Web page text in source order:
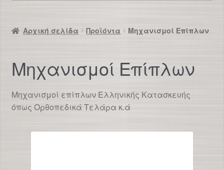
Επικοινωνία
Αρχική σελίδα Προϊόντα Μηχανισμοί Επίπλων
Μηχανισμοί Επίπλων
Μηχανισμοί επίπλων Ελληνικής Κατασκευής
όπως Ορθοπεδικά Τελάρα κ.ά